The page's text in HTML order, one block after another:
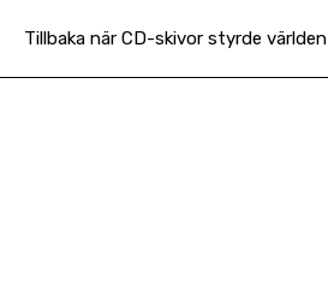
Tillbaka när CD-skivor styrde världen